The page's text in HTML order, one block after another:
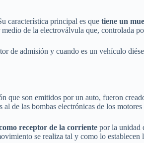
característica principal es que tiene un
de la electroválvula que, controlada
de admisión y cuando es un vehículo
que son emitidos por un auto, fueron
de las bombas electrónicas de los
receptor de la corriente por la unidad
se realiza tal y como lo